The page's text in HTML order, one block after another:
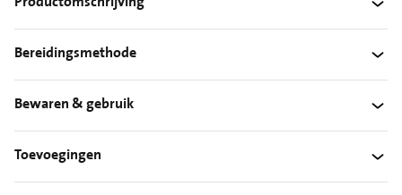
Bereidingsmethode
Bewaren & gebruik
Toevoegingen